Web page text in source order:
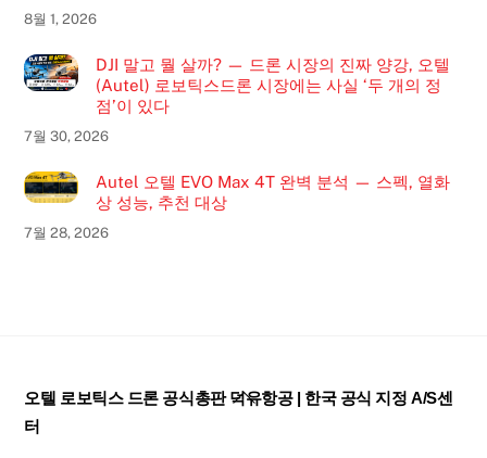
8월 1, 2026
DJI 말고 뭘 살까? — 드론 시장의 진짜 양강, 오텔
(Autel) 로보틱스드론 시장에는 사실 ‘두 개의 정
점’이 있다
7월 30, 2026
Autel 오텔 EVO Max 4T 완벽 분석 — 스펙, 열화
상 성능, 추천 대상
7월 28, 2026
Back
오텔 로보틱스 드론 공식총판 덕유항공 | 한국 공식 지정 A/S센
터